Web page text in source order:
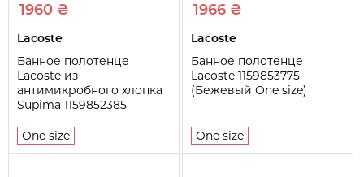
1960 ₴
Lacoste
Банное полотенце
Lacoste из
антимикробного хлопка
Supima 1159852385
One size
1966 ₴
Lacoste
Банное полотенце
Lacoste 1159853775
(Бежевый One size)
One size